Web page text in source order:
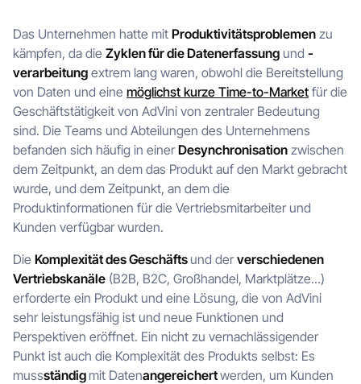
Das Unternehmen hatte mit Produktivitätsproblemen zu
kämpfen, da die Zyklen für dieDatenerfassung und -
verarbeitung extrem lang waren, obwohl die Bereitstellung
von Daten und eine möglichst kurze Time-to-Market für die
Geschäftstätigkeit von AdVini von zentraler Bedeutung
sind. Die Teams und Abteilungen des Unternehmens
befanden sich häufig in einerDesynchronisation zwischen
dem Zeitpunkt, an dem das Produkt auf den Markt gebracht
wurde, und dem Zeitpunkt, an dem die
Produktinformationen für die Vertriebsmitarbeiter und
Kunden verfügbar wurden.
Die Komplexität des Geschäfts und derverschiedenen
Vertriebskanäle (B2B, B2C, Großhandel, Marktplätze...)
erforderte ein Produkt und eine Lösung, die von AdVini
sehr leistungsfähig ist und neue Funktionen und
Perspektiven eröffnet. Ein nicht zu vernachlässigender
Punkt ist auch die Komplexität des Produkts selbst: Es
mussständig mit Datenangereichertwerden, um Kunden